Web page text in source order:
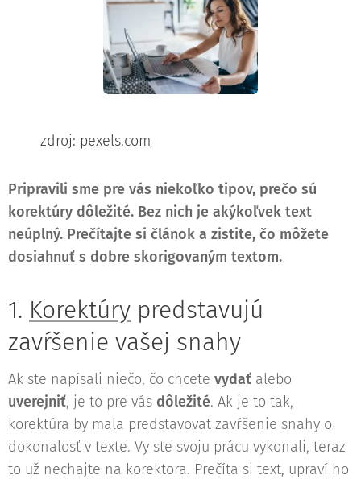
zdroj: pexels.com
Pripravili sme pre vás niekoľko tipov, prečo sú
korektúry dôležité. Bez nich je akýkoľvek text
neúplný. Prečítajte si článok a zistite, čo môžete
dosiahnuť s dobre skorigovaným textom.
1. Korektúry predstavujú
zavŕšenie vašej snahy
Ak ste napísali niečo, čo chcete vydať alebo
uverejniť, je to pre vás dôležité. Ak je to tak,
korektúra by mala predstavovať zavŕšenie snahy o
dokonalosť v texte. Vy ste svoju prácu vykonali, teraz
to už nechajte na korektora. Prečíta si text, upraví ho